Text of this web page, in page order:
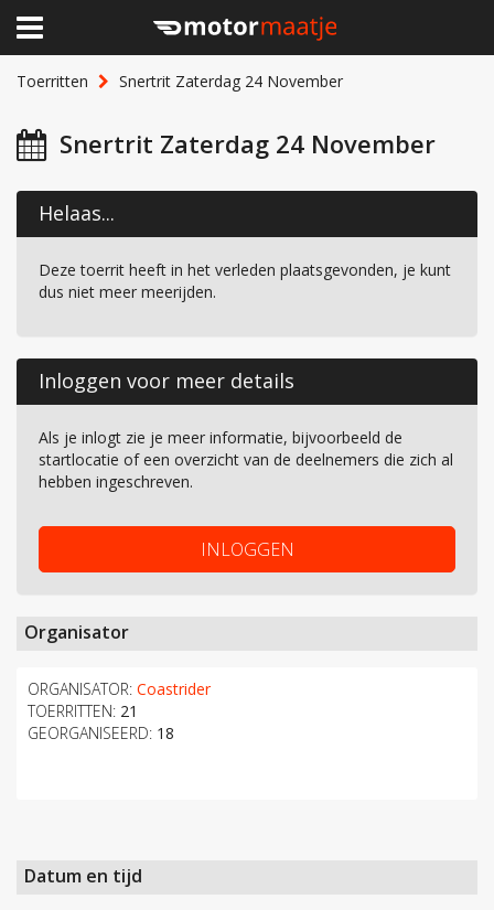
Toerritten Snertrit Zaterdag 24 November
Snertrit Zaterdag 24 November
Helaas...
Deze toerrit heeft in het verleden plaatsgevonden, je kunt
dus niet meer meerijden.
Inloggen voor meer details
Als je inlogt zie je meer informatie, bijvoorbeeld de
startlocatie of een overzicht van de deelnemers die zich al
hebben ingeschreven.
INLOGGEN
Organisator
ORGANISATOR: Coastrider
TOERRITTEN: 21
GEORGANISEERD: 18
Datum en tijd
×
Home
Clubhuis
Lid worden
Over Motormaatje